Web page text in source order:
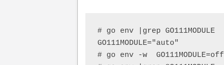
# go env |grep GO111MODULE
GO111MODULE="auto"
# go env -w  GO111MODULE=off